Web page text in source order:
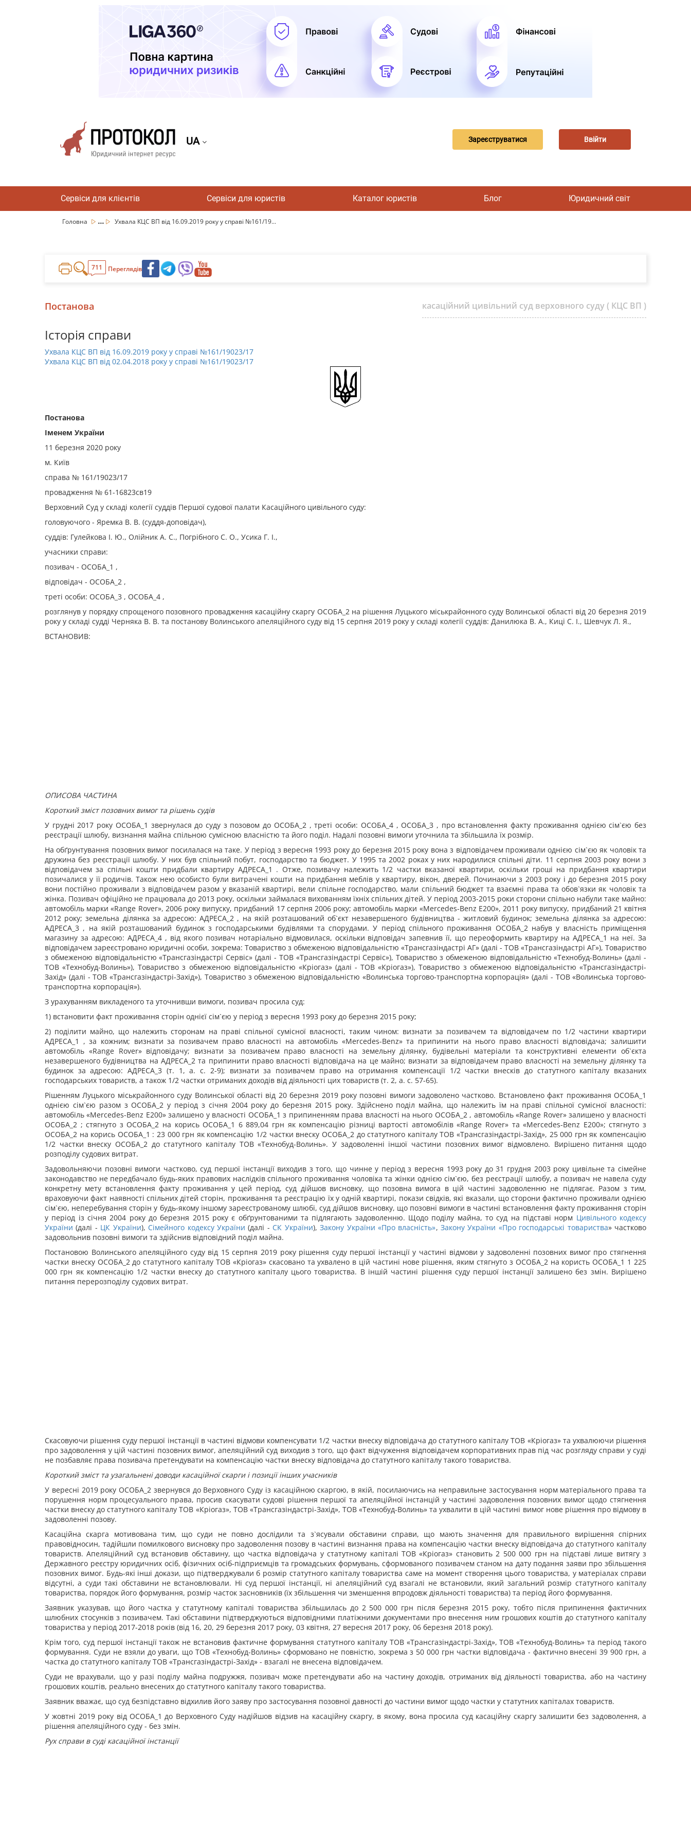
UA Зареєструватися Ввійти
Сервіси для клієнтів Сервіси для юристів Каталог юристів Блог Юридичний світ
Головна ... Ухвала КЦС ВП від 16.09.2019 року у справі №161/19...
711 Переглядів
Постанова касаційний цивільний суд верховного суду ( КЦС ВП )
Історія справи
Ухвала КЦС ВП від 16.09.2019 року у справі №161/19023/17
Ухвала КЦС ВП від 02.04.2018 року у справі №161/19023/17
Постанова
Іменем України
11 березня 2020 року
м. Київ
справа № 161/19023/17
провадження № 61-16823св19
Верховний Суд у складі колегії суддів Першої судової палати Касаційного цивільного суду:
головуючого - Яремка В. В. (суддя-доповідач),
суддів: Гулейкова І. Ю., Олійник А. С., Погрібного С. О., Усика Г. І.,
учасники справи:
позивач - ОСОБА_1 ,
відповідач - ОСОБА_2 ,
треті особи: ОСОБА_3 , ОСОБА_4 ,
розглянув у порядку спрощеного позовного провадження касаційну скаргу ОСОБА_2 на рішення Луцького міськрайонного суду Волинської області від 20 березня 2019
року у складі судді Черняка В. В. та постанову Волинського апеляційного суду від 15 серпня 2019 року у складі колегії суддів: Данилюка В. А., Киці С. І., Шевчук Л. Я.,
ВСТАНОВИВ:
ОПИСОВА ЧАСТИНА
Короткий зміст позовних вимог та рішень судів
У грудні 2017 року ОСОБА_1 звернулася до суду з позовом до ОСОБА_2 , треті особи: ОСОБА_4 , ОСОБА_3 , про встановлення факту проживання однією сім`єю без
реєстрації шлюбу, визнання майна спільною сумісною власністю та його поділ. Надалі позовні вимоги уточнила та збільшила їх розмір.
На обґрунтування позовних вимог посилалася на таке. У період з вересня 1993 року до березня 2015 року вона з відповідачем проживали однією сім`єю як чоловік та
дружина без реєстрації шлюбу. У них був спільний побут, господарство та бюджет. У 1995 та 2002 роках у них народилися спільні діти. 11 серпня 2003 року вони з
відповідачем за спільні кошти придбали квартиру АДРЕСА_1 . Отже, позивачу належить 1/2 частки вказаної квартири, оскільки гроші на придбання квартири
позичалися у її родичів. Також нею особисто були витрачені кошти на придбання меблів у квартиру, вікон, дверей. Починаючи з 2003 року і до березня 2015 року
вони постійно проживали з відповідачем разом у вказаній квартирі, вели спільне господарство, мали спільний бюджет та взаємні права та обов`язки як чоловік та
жінка. Позивач офіційно не працювала до 2013 року, оскільки займалася вихованням їхніх спільних дітей. У період 2003-2015 роки сторони спільно набули таке майно:
автомобіль марки «Range Rover», 2006 року випуску, придбаний 17 серпня 2006 року; автомобіль марки «Mercedes-Benz E200», 2011 року випуску, придбаний 21 квітня
2012 року; земельна ділянка за адресою: АДРЕСА_2 , на якій розташований об`єкт незавершеного будівництва - житловий будинок; земельна ділянка за адресою:
АДРЕСА_3 , на якій розташований будинок з господарськими будівлями та спорудами. У період спільного проживання ОСОБА_2 набув у власність приміщення
магазину за адресою: АДРЕСА_4 , від якого позивач нотаріально відмовилася, оскільки відповідач запевнив її, що переоформить квартиру на АДРЕСА_1 на неї. За
відповідачем зареєстровано юридичні особи, зокрема: Товариство з обмеженою відповідальністю «Трансгазіндастрі АГ» (далі - ТОВ «Трансгазіндастрі АГ»), Товариство
з обмеженою відповідальністю «Трансгазіндастрі Сервіс» (далі - ТОВ «Трансгазіндастрі Сервіс»), Товариство з обмеженою відповідальністю «Технобуд-Волинь» (далі -
ТОВ «Технобуд-Волинь»), Товариство з обмеженою відповідальністю «Кріогаз» (далі - ТОВ «Кріогаз»), Товариство з обмеженою відповідальністю «Трансгазіндастрі-
Захід» (далі - ТОВ «Трансгазіндастрі-Захід»), Товариство з обмеженою відповідальністю «Волинська торгово-транспортна корпорація» (далі - ТОВ «Волинська торгово-
транспортна корпорація»).
З урахуванням викладеного та уточнивши вимоги, позивач просила суд:
1) встановити факт проживання сторін однієї сім`єю у період з вересня 1993 року до березня 2015 року;
2) поділити майно, що належить сторонам на праві спільної сумісної власності, таким чином: визнати за позивачем та відповідачем по 1/2 частини квартири
АДРЕСА_1 , за кожним; визнати за позивачем право власності на автомобіль «Mercedes-Benz» та припинити на нього право власності відповідача; залишити
автомобіль «Range Rover» відповідачу; визнати за позивачем право власності на земельну ділянку, будівельні матеріали та конструктивні елементи об`єкта
незавершеного будівництва на АДРЕСА_2 та припинити право власності відповідача на це майно; визнати за відповідачем право власності на земельну ділянку та
будинок за адресою: АДРЕСА_3 (т. 1, а. с. 2-9); визнати за позивачем право на отримання компенсації 1/2 частки внесків до статутного капіталу вказаних
господарських товариств, а також 1/2 частки отриманих доходів від діяльності цих товариств (т. 2, а. с. 57-65).
Рішенням Луцького міськрайонного суду Волинської області від 20 березня 2019 року позовні вимоги задоволено частково. Встановлено факт проживання ОСОБА_1
однією сім`єю разом з ОСОБА_2 у період з січня 2004 року до березня 2015 року. Здійснено поділ майна, що належить їм на праві спільної сумісної власності:
автомобіль «Mercedes-Benz E200» залишено у власності ОСОБА_1 з припиненням права власності на нього ОСОБА_2 , автомобіль «Range Rover» залишено у власності
ОСОБА_2 ; стягнуто з ОСОБА_2 на корись ОСОБА_1 6 889,04 грн як компенсацію різниці вартості автомобілів «Range Rover» та «Mercedes-Benz E200»; стягнуто з
ОСОБА_2 на корись ОСОБА_1 : 23 000 грн як компенсацію 1/2 частки внеску ОСОБА_2 до статутного капіталу ТОВ «Трансгазіндастрі-Захід», 25 000 грн як компенсацію
1/2 частки внеску ОСОБА_2 до статутного капіталу ТОВ «Технобуд-Волинь». У задоволенні іншої частини позовних вимог відмовлено. Вирішено питання щодо
розподілу судових витрат.
Задовольняючи позовні вимоги частково, суд першої інстанції виходив з того, що чинне у період з вересня 1993 року до 31 грудня 2003 року цивільне та сімейне
законодавство не передбачало будь-яких правових наслідків спільного проживання чоловіка та жінки однією сім`єю, без реєстрації шлюбу, а позивач не навела суду
конкретну мету встановлення факту проживання у цей період, суд дійшов висновку, що позовна вимога в цій частині задоволенню не підлягає. Разом з тим,
враховуючи факт наявності спільних дітей сторін, проживання та реєстрацію їх у одній квартирі, покази свідків, які вказали, що сторони фактично проживали однією
сім`єю, неперебування сторін у будь-якому іншому зареєстрованому шлюбі, суд дійшов висновку, що позовні вимоги в частині встановлення факту проживання сторін
у період із січня 2004 року до березня 2015 року є обґрунтованими та підлягають задоволенню. Щодо поділу майна, то суд на підставі норм Цивільного кодексу
України (далі - ЦК України), Сімейного кодексу України (далі - СК України),Закону України «Про власність», Закону України «Про господарські товариства» частково
задовольнив позовні вимоги та здійснив відповідний поділ майна.
Постановою Волинського апеляційного суду від 15 серпня 2019 року рішення суду першої інстанції у частині відмови у задоволенні позовних вимог про стягнення
частки внеску ОСОБА_2 до статутного капіталу ТОВ «Кріогаз» скасовано та ухвалено в цій частині нове рішення, яким стягнуто з ОСОБА_2 на користь ОСОБА_1 1 225
000 грн як компенсацію 1/2 частки внеску до статутного капіталу цього товариства. В іншій частині рішення суду першої інстанції залишено без змін. Вирішено
питання перерозподілу судових витрат.
Скасовуючи рішення суду першої інстанції в частині відмови компенсувати 1/2 частки внеску відповідача до статутного капіталу ТОВ «Кріогаз» та ухвалюючи рішення
про задоволення у цій частині позовних вимог, апеляційний суд виходив з того, що факт відчуження відповідачем корпоративних прав під час розгляду справи у суді
не позбавляє права позивача претендувати на компенсацію частки внеску відповідача до статутного капіталу такого товариства.
Короткий зміст та узагальнені доводи касаційної скарги і позиції інших учасників
У вересні 2019 року ОСОБА_2 звернувся до Верховного Суду із касаційною скаргою, в якій, посилаючись на неправильне застосування норм матеріального права та
порушення норм процесуального права, просив скасувати судові рішення першої та апеляційної інстанцій у частині задоволення позовних вимог щодо стягнення
частки внеску до статутного капіталу ТОВ «Кріогаз», ТОВ «Трансгазіндастрі-Захід», ТОВ «Технобуд-Волинь» та ухвалити в цій частині вимог нове рішення про відмову в
задоволенні позову.
Касаційна скарга мотивована тим, щосуди не повно дослідили та з`ясували обставини справи, що мають значення для правильного вирішення спірних
правовідносин, тадійшли помилкового висновку про задоволення позову в частині визнання права на компенсацію частки внеску відповідача до статутного капіталу
товариств. Апеляційний суд встановив обставину, що частка відповідача у статутному капіталі ТОВ «Кріогаз» становить 2 500 000 грн на підставі лише витягу з
Державного реєстру юридичних осіб, фізичних осіб-підприємців та громадських формувань, сформованого позивачем станом на дату подання заяви про збільшення
позовних вимог. Будь-які інші докази, що підтверджували б розмір статутного капіталу товариства саме на момент створення цього товариства, у матеріалах справи
відсутні, а суди такі обставини не встановлювали. Ні суд першої інстанції, ні апеляційний суд взагалі не встановили, який загальний розмір статутного капіталу
товариства, порядок його формування, розмір часток засновників (їх збільшення чи зменшення впродовж діяльності товариства) та період його формування.
Заявник указував, що його частка у статутному капіталі товариства збільшилась до 2 500 000 грн після березня 2015 року, тобто після припинення фактичних
шлюбних стосунків з позивачем. Такі обставини підтверджуються відповідними платіжними документами про внесення ним грошових коштів до статутного капіталу
товариства у період 2017-2018 років (від 16, 20, 29 березня 2017 року, 03 квітня, 27 вересня 2017 року, 06 березня 2018 року).
Крім того, суд першої інстанції також не встановив фактичне формування статутного капіталу ТОВ «Трансгазіндастрі-Захід», ТОВ «Технобуд-Волинь» та період такого
формування. Суди не взяли до уваги, що ТОВ «Технобуд-Волинь» сформовано не повністю, зокрема з 50 000 грн частки відповідача - фактично внесені 39 900 грн, а
частка до статутного капіталу ТОВ «Трансгазіндастрі-Захід» - взагалі не внесена відповідачем.
Суди не врахували, що у разі поділу майна подружжя, позивач може претендувати або на частину доходів, отриманих від діяльності товариства, або на частину
грошових коштів, реально внесених до статутного капіталу такого товариства.
Заявник вважає, що суд безпідставно відхилив його заяву про застосування позовної давності до частини вимог щодо частки у статутних капіталах товариств.
У жовтні 2019 року від ОСОБА_1 до Верховного Суду надійшов відзив на касаційну скаргу, в якому, вона просила суд касаційну скаргу залишити без задоволення, а
рішення апеляційного суду - без змін.
Рух справи в суді касаційної інстанції